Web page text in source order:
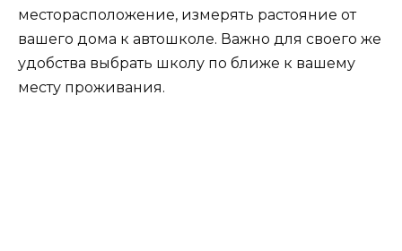
месторасположение, измерять растояние от
вашего дома к автошколе. Важно для своего же
удобства выбрать школу по ближе к вашему
месту проживания.